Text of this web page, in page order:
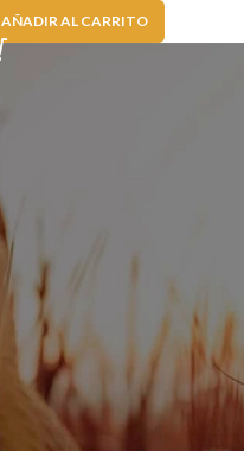
AÑADIR AL CARRITO